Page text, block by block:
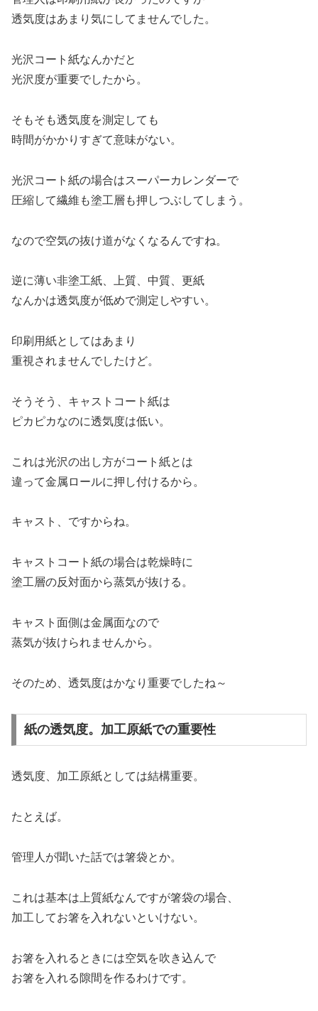
透気度はあまり気にしてませんでした。
光沢コート紙なんかだと
光沢度が重要でしたから。
そもそも透気度を測定しても
時間がかかりすぎて意味がない。
光沢コート紙の場合はスーパーカレンダーで
圧縮して繊維も塗工層も押しつぶしてしまう。
なので空気の抜け道がなくなるんですね。
逆に薄い非塗工紙、上質、中質、更紙
なんかは透気度が低めで測定しやすい。
印刷用紙としてはあまり
重視されませんでしたけど。
そうそう、キャストコート紙は
ピカピカなのに透気度は低い。
これは光沢の出し方がコート紙とは
違って金属ロールに押し付けるから。
キャスト、ですからね。
キャストコート紙の場合は乾燥時に
塗工層の反対面から蒸気が抜ける。
キャスト面側は金属面なので
蒸気が抜けられませんから。
そのため、透気度はかなり重要でしたね～
紙の透気度。加工原紙での重要性
透気度、加工原紙としては結構重要。
たとえば。
管理人が聞いた話では箸袋とか。
これは基本は上質紙なんですが箸袋の場合、
加工してお箸を入れないといけない。
お箸を入れるときには空気を吹き込んで
お箸を入れる隙間を作るわけです。